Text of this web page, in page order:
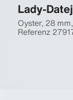
Lady-
Oyster, 28
Referenz